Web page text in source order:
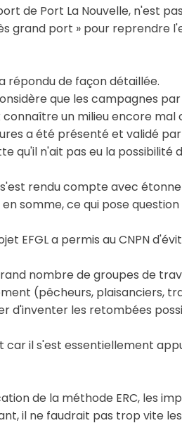
de Port La Nouvelle, n'est
grand port » pour reprendre
répondu de façon détaillée.
que les campagnes
un milieu encore mal
a été présenté et validé par
qu'il n'ait pas eu la possibilité
rendu compte avec
somme, ce qui pose question
EFGL a permis au CNPN
nombre de groupes de
(pêcheurs, plaisanciers,
d'inventer les retombées
car il s'est essentiellement
de la méthode ERC, les
il ne faudrait pas trop vite